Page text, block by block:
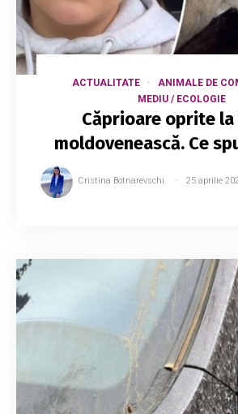
ACTUALITATE
ANIMALE DE
MEDIU / ECOLOGIE
Căprioare oprite la
moldovenească. Ce
Cristina Botnarevschi 25 aprilie